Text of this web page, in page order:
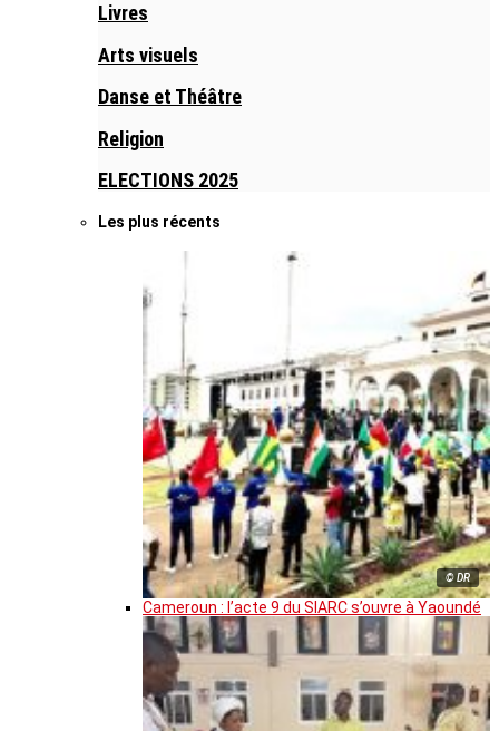
Livres
Arts visuels
Danse et Théâtre
Religion
ELECTIONS 2025
Les plus récents
© DR
Cameroun : l’acte 9 du SIARC s’ouvre à Yaoundé